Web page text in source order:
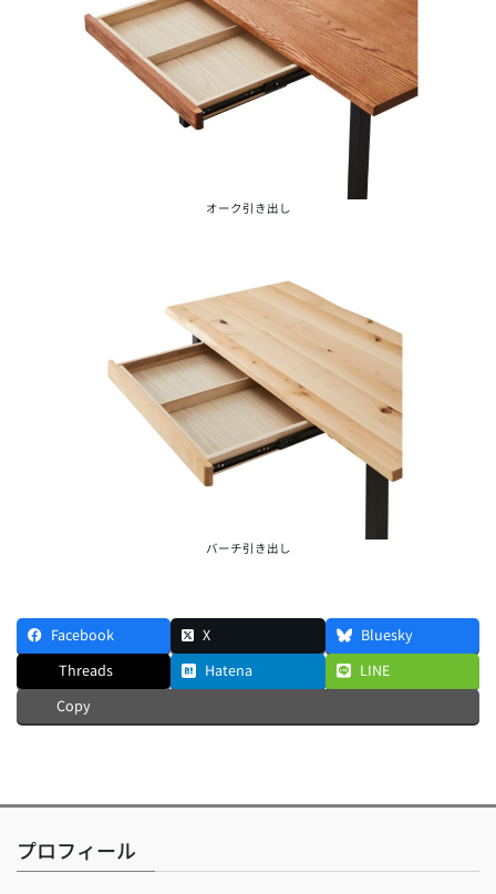
オーク引き出し
バーチ引き出し
Facebook X
Bluesky
Threads
Hatena
LINE
Copy
プロフィール